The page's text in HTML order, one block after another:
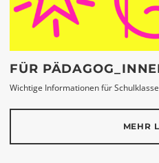
FÜR
Wichtige Informationen für
MEHR